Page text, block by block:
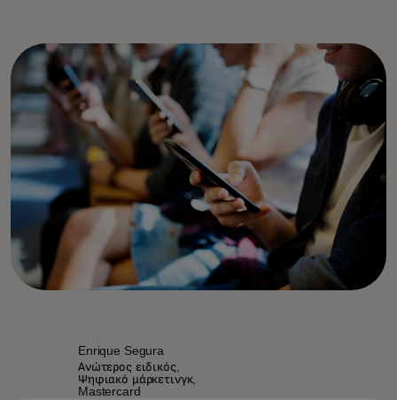
Enrique Segura
Ανώτερος ειδικός,
Ψηφιακό μάρκετινγκ,
Mastercard